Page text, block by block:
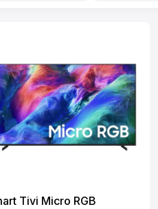
Tivi Micro RGB